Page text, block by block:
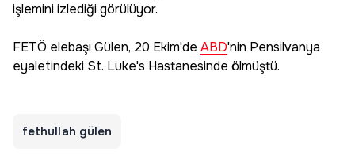
işlemini izlediği görülüyor.
FETÖ elebaşı Gülen, 20 Ekim'de ABD'nin Pensilvanya
eyaletindeki St. Luke's Hastanesinde ölmüştü.
fethullah gülen